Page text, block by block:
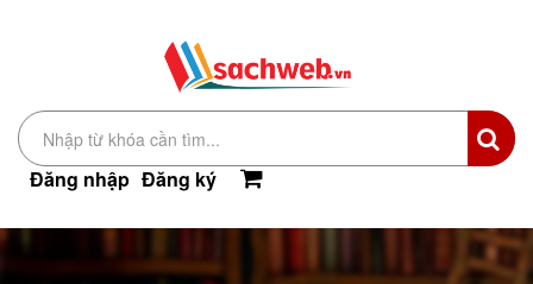
Đăng nhập Đăng ký